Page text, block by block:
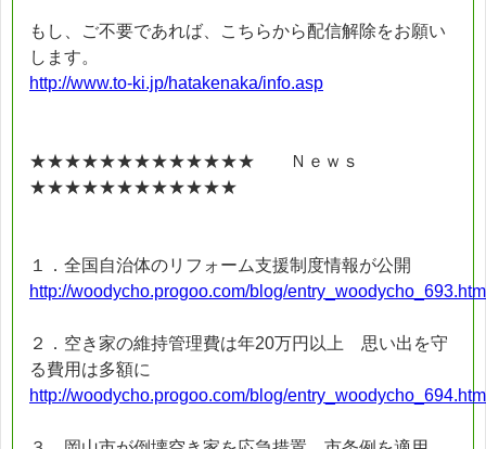
もし、ご不要であれば、こちらから配信解除をお願い
します。
http://www.to-ki.jp/hatakenaka/info.asp
★★★★★★★★★★★★★ Ｎｅｗｓ
★★★★★★★★★★★★
１．全国自治体のリフォーム支援制度情報が公開
http://woodycho.progoo.com/blog/
２．空き家の維持管理費は年20万円以上 思い出を守
る費用は多額に
http://woodycho.progoo.com/blog/